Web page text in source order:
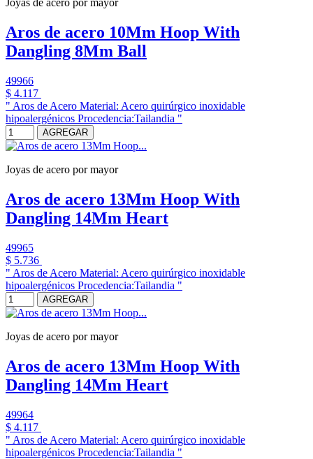
Joyas de acero por mayor
Aros de acero 10Mm Hoop With
Dangling 8Mm Ball
49966
$ 4.117
" Aros de Acero Material: Acero quirúrgico inoxidable
hipoalergénicos Procedencia:Tailandia "
AGREGAR
Joyas de acero por mayor
Aros de acero 13Mm Hoop With
Dangling 14Mm Heart
49965
$ 5.736
" Aros de Acero Material: Acero quirúrgico inoxidable
hipoalergénicos Procedencia:Tailandia "
AGREGAR
Joyas de acero por mayor
Aros de acero 13Mm Hoop With
Dangling 14Mm Heart
49964
$ 4.117
" Aros de Acero Material: Acero quirúrgico inoxidable
hipoalergénicos Procedencia:Tailandia "